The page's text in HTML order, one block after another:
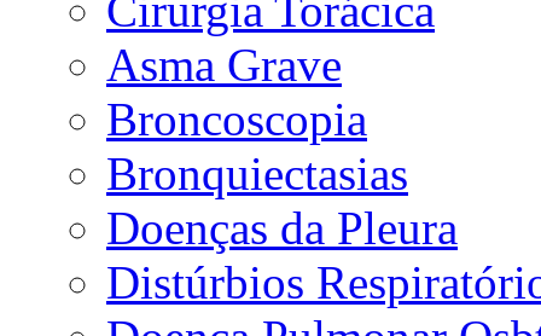
Cirurgia Torácica
Asma Grave
Broncoscopia
Bronquiectasias
Doenças da Pleura
Distúrbios